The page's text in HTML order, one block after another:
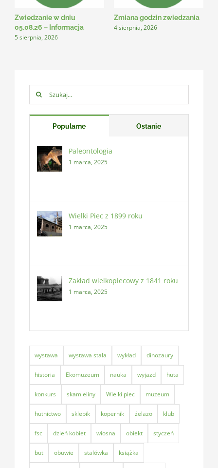
Szukaj:
Popularne Ostanie
Paleontologia
1 marca, 2025
Wielki Piec z 1899 roku
1 marca, 2025
Zakład wielkopiecowy z 1841 roku
1 marca, 2025
wystawa wystawa stała wykład dinozaury
historia Ekomuzeum nauka wyjazd huta
konkurs skamieliny Wielki piec muzeum
hutnictwo sklepik kopernik żelazo klub
fsc dzień kobiet wiosna obiekt styczeń
but obuwie stalówka książka
Zwiedzanie w dniu
05.08.26 – Informacja
5 sierpnia, 2026
Zmiana godzin zwiedzania
4 sierpnia, 2026